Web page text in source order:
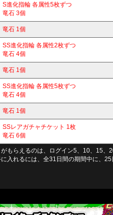
S進化指輪 各属性5枚ずつ
竜石 3個
竜石 1個
SS進化指輪 各属性2枚ずつ
竜石 4個
竜石 1個
SS進化指輪 各属性5枚ずつ
竜石 4個
竜石 1個
SSレアガチャチケット 1枚
竜石 6個
もらえるのは、ログイン5、10、15、
入れるには、全31日間の期間中に、